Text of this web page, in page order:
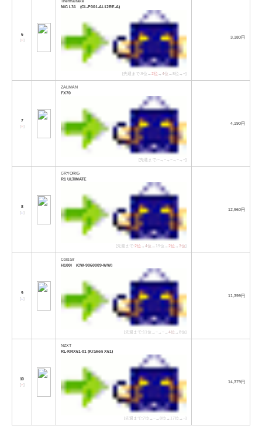
6
[↑]
Thermaltake
NiC L31 (CL-P001-AL12RE-A)
[先週まで:9位→2位 →4位 →8位→−]
3,180円
7
[↑]
ZALMAN
FX70
[先週まで:−→−→−→−→−]
4,190円
8
[↓]
CRYORIG
R1 ULTIMATE
[先週まで:2位 →4位 →19位→2位 →3位]
12,960円
9
[↓]
Corsair
H100i (CW-9060009-WW)
[先週まで:11位→−→−→4位 →8位]
11,399円
10
[↑]
NZXT
RL-KRX61-01 (Kraken X61)
[先週まで:7位→−→8位→17位→−]
14,379円